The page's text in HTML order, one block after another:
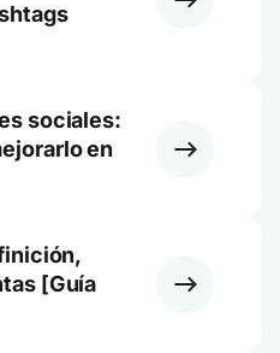
sociales:
en
[Guía